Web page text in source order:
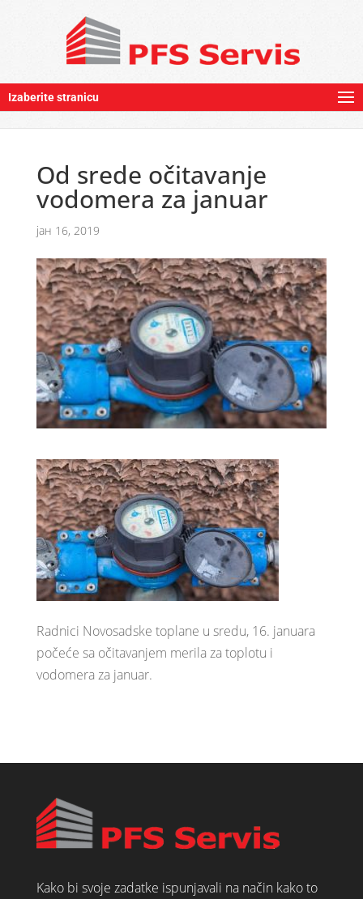
Izaberite stranicu
Od srede očitavanje
vodomera za januar
јан 16, 2019
Radnici Novosadske toplane u sredu, 16. januara
počeće sa očitavanjem merila za toplotu i
vodomera za januar.
Kako bi svoje zadatke ispunjavali na način kako to